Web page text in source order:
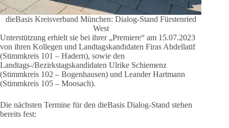
dieBasis Kreisverband München: Dialog-Stand Fürstenried
West
Unterstützung erhielt sie bei ihrer „Premiere“ am 15.07.2023
von ihren Kollegen und Landtagskandidaten Firas Abdellatif
(Stimmkreis 101 – Hadern), sowie den
Landtags-/Bezirkstagskandidaten Ulrike Schiemenz
(Stimmkreis 102 – Bogenhausen) und Leander Hartmann
(Stimmkreis 105 – Moosach).
Die nächsten Termine für den dieBasis Dialog-Stand stehen
bereits fest: